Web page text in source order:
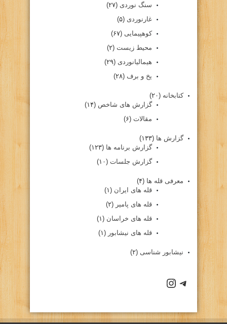
سنگ نوردی (۲۷)
غارنوردی (۵)
کوهپیمایی (۶۷)
محیط زیست (۲)
هیمالیانوردی (۲۹)
یخ و برف (۲۸)
کتابخانه (۲۰)
گزارش های شاخص (۱۴)
مقالات (۶)
گزارش ها (۱۳۳)
گزارش برنامه ها (۱۲۳)
گزارش جلسات (۱۰)
معرفی قله ها (۴)
قله های ایران (۱)
قله های پامیر (۲)
قله های خراسان (۱)
قله های نیشابور (۱)
نیشابور شناسی (۲)
كانال تلگرام باشگاه
صفحه اينستاگرام باشگاه